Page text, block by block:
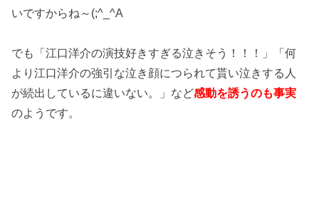
いですからね～(;^_^A
でも「江口洋介の演技好きすぎる泣きそう！！！」「何
より江口洋介の強引な泣き顔につられて貰い泣きする人
が続出しているに違いない。」など感動を誘うのも事実
のようです。